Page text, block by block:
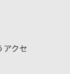
アクセ